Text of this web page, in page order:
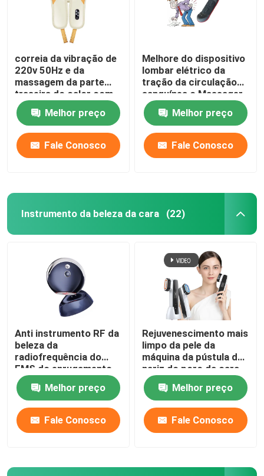
correia da vibração de
220v 50Hz e da
massagem da parte
traseira do calor com
quatro motores
Melhor preço
Fale Conosco
Melhore do dispositivo
lombar elétrico da
tração da circulação
sanguínea o Massager
traseiro ROHS do
estiramentoMelhor preço
Fale Conosco
Instrumento da beleza da cara (22)
Anti instrumento RF da
beleza da
radiofrequência do
EMS do enrugamento
para o aperto da pele
Melhor preço
Fale Conosco
Rejuvenescimento mais
limpo da pele da
máquina da pústula do
nariz do poro da cara
do RF EMS
Melhor preço
Fale Conosco